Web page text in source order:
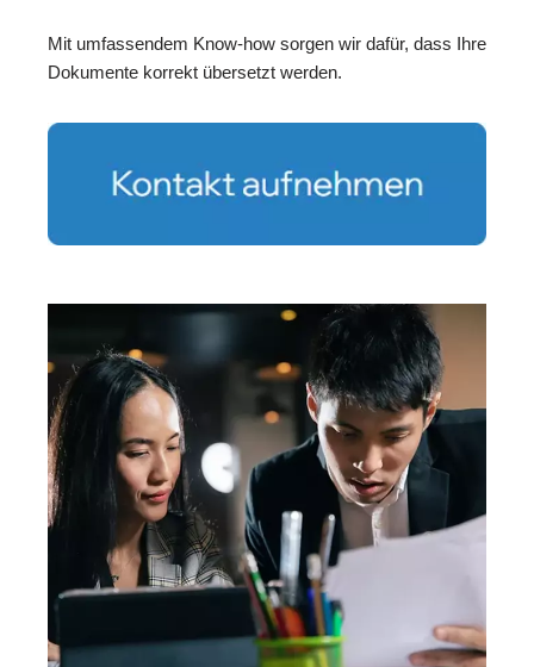
Mit umfassendem Know-how sorgen wir dafür, dass Ihre
Dokumente korrekt übersetzt werden.